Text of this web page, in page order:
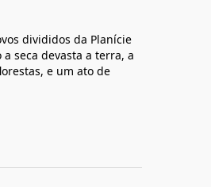
divididos da Planície
seca devasta a terra, a
e um ato de